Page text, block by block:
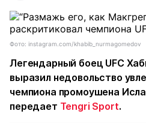
Фото: instagram.com/khabib_nurmagomedov
Легендарный боец UFC
выразил недовольство
чемпиона промоушена
передает Tengri Sport.